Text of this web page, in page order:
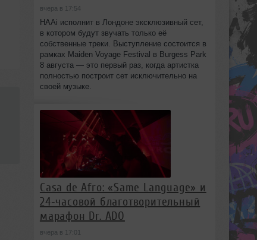
вчера в 17:54
HAAi исполнит в Лондоне эксклюзивный сет,
в котором будут звучать только её
собственные треки. Выступление состоится в
рамках Maiden Voyage Festival в Burgess Park
8 августа — это первый раз, когда артистка
полностью построит сет исключительно на
своей музыке.
Casa de Afro: «Same Language» и
24‑часовой благотворительный
марафон Dr. ADO
вчера в 17:01